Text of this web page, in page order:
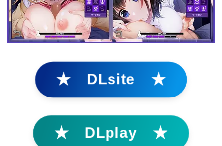
★ DLsite ★
★ DLplay ★